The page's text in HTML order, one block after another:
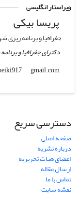
ویراستار انگلیسی
پریسا بیکی
جغرافیا و برنامه ریزی
دکترای جغرافیا و
pbeiki917
gmail.com
دسترسی سریع
صفحه اصلی
درباره نشریه
اعضای هیات تحریریه
ارسال مقاله
تماس با ما
نقشه سایت